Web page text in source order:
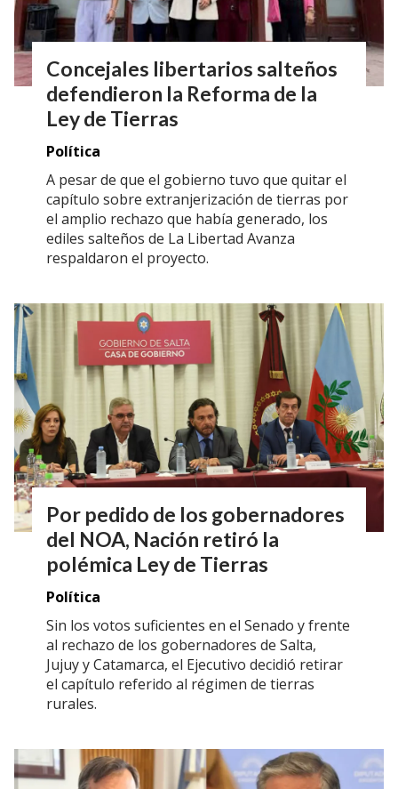
Concejales libertarios salteños
defendieron la Reforma de la
Ley de Tierras
Política
A pesar de que el gobierno tuvo que quitar el
capítulo sobre extranjerización de tierras por
el amplio rechazo que había generado, los
ediles salteños de La Libertad Avanza
respaldaron el proyecto.
Por pedido de los gobernadores
del NOA, Nación retiró la
polémica Ley de Tierras
Política
Sin los votos suficientes en el Senado y frente
al rechazo de los gobernadores de Salta,
Jujuy y Catamarca, el Ejecutivo decidió retirar
el capítulo referido al régimen de tierras
rurales.